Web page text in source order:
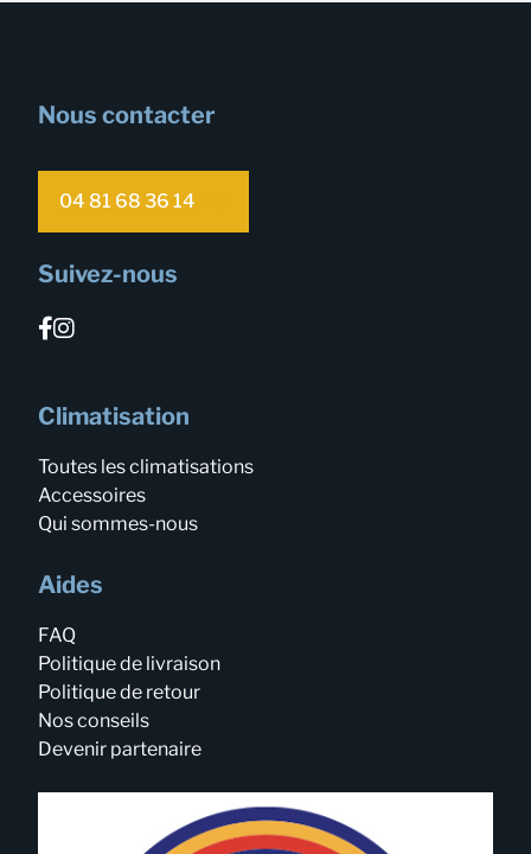
Nous contacter
04 81 68 36 14
Suivez-nous
Climatisation
Toutes les climatisations
Accessoires
Qui sommes-nous
Aides
FAQ
Politique de livraison
Politique de retour
Nos conseils
Devenir partenaire